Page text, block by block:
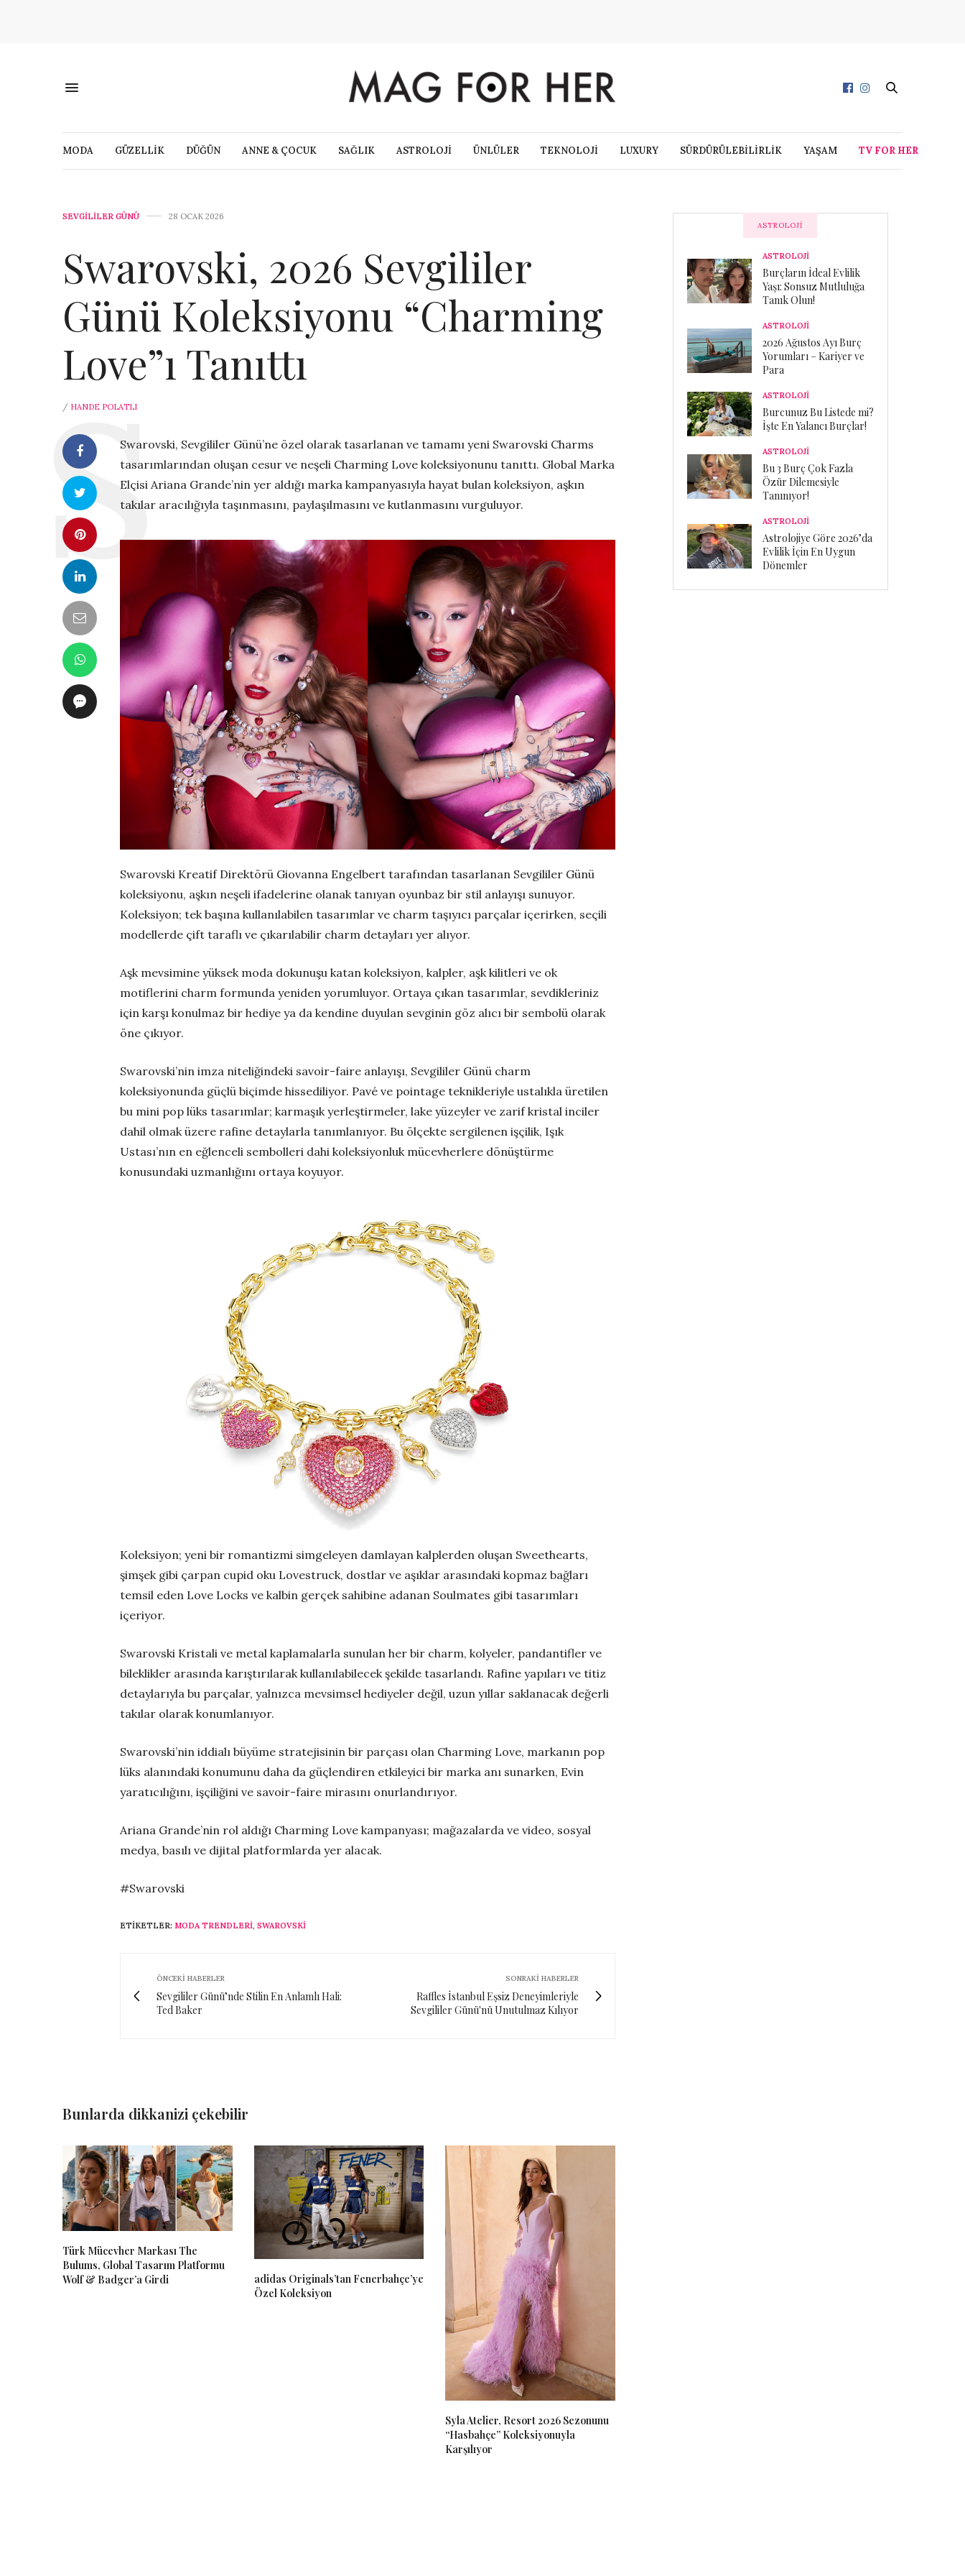
MODA GÜZELLİK DÜĞÜN ANNE & ÇOCUK SAĞLIK ASTROLOJİ ÜNLÜLER TEKNOLOJİ LUXURY SÜRDÜRÜLEBİLİRLİK YAŞAM TV FOR HER
SEVGILILER GÜNÜ 28 OCAK 2026
Swarovski, 2026 Sevgililer
Günü Koleksiyonu “Charming
Love”ı Tanıttı
/ HANDE POLATLI
Swarovski, Sevgililer Günü’ne özel olarak tasarlanan ve tamamı yeni Swarovski Charms
tasarımlarından oluşan cesur ve neşeli Charming Love koleksiyonunu tanıttı. Global Marka
Elçisi Ariana Grande’nin yer aldığı marka kampanyasıyla hayat bulan koleksiyon, aşkın
takılar aracılığıyla taşınmasını, paylaşılmasını ve kutlanmasını vurguluyor.
Swarovski Kreatif Direktörü Giovanna Engelbert tarafından tasarlanan Sevgililer Günü
koleksiyonu, aşkın neşeli ifadelerine olanak tanıyan oyunbaz bir stil anlayışı sunuyor.
Koleksiyon; tek başına kullanılabilen tasarımlar ve charm taşıyıcı parçalar içerirken, seçili
modellerde çift taraflı ve çıkarılabilir charm detayları yer alıyor.
Aşk mevsimine yüksek moda dokunuşu katan koleksiyon, kalpler, aşk kilitleri ve ok
motiflerini charm formunda yeniden yorumluyor. Ortaya çıkan tasarımlar, sevdikleriniz
için karşı konulmaz bir hediye ya da kendine duyulan sevginin göz alıcı bir sembolü olarak
öne çıkıyor.
Swarovski’nin imza niteliğindeki savoir-faire anlayışı, Sevgililer Günü charm
koleksiyonunda güçlü biçimde hissediliyor. Pavé ve pointage teknikleriyle ustalıkla üretilen
bu mini pop lüks tasarımlar; karmaşık yerleştirmeler, lake yüzeyler ve zarif kristal inciler
dahil olmak üzere rafine detaylarla tanımlanıyor. Bu ölçekte sergilenen işçilik, Işık
Ustası’nın en eğlenceli sembolleri dahi koleksiyonluk mücevherlere dönüştürme
konusundaki uzmanlığını ortaya koyuyor.
Koleksiyon; yeni bir romantizmi simgeleyen damlayan kalplerden oluşan Sweethearts,
şimşek gibi çarpan cupid oku Lovestruck, dostlar ve aşıklar arasındaki kopmaz bağları
temsil eden Love Locks ve kalbin gerçek sahibine adanan Soulmates gibi tasarımları
içeriyor.
Swarovski Kristali ve metal kaplamalarla sunulan her bir charm, kolyeler, pandantifler ve
bileklikler arasında karıştırılarak kullanılabilecek şekilde tasarlandı. Rafine yapıları ve titiz
detaylarıyla bu parçalar, yalnızca mevsimsel hediyeler değil, uzun yıllar saklanacak değerli
takılar olarak konumlanıyor.
Swarovski’nin iddialı büyüme stratejisinin bir parçası olan Charming Love, markanın pop
lüks alanındaki konumunu daha da güçlendiren etkileyici bir marka anı sunarken, Evin
yaratıcılığını, işçiliğini ve savoir-faire mirasını onurlandırıyor.
Ariana Grande’nin rol aldığı Charming Love kampanyası; mağazalarda ve video, sosyal
medya, basılı ve dijital platformlarda yer alacak.
#Swarovski
ETIKETLER: MODA TRENDLERI, SWAROVSKI
ÖNCEKI HABERLER
Sevgililer Günü’nde Stilin En Anlamlı Hali:
Ted Baker
SONRAKI HABERLER
Raffles İstanbul Eşsiz Deneyimleriyle
Sevgililer Günü'nü Unutulmaz Kılıyor
Bunlarda dikkanizi çekebilir
Türk Mücevher Markası The
Bulums, Global Tasarım Platformu
Wolf & Badger’a Girdi
adidas Originals’tan Fenerbahçe’ye
Özel Koleksiyon
Syla Atelier, Resort 2026 Sezonunu
“Hasbahçe” Koleksiyonuyla
Karşılıyor
ASTROLOJI
ASTROLOJİ
Burçların İdeal Evlilik
Yaşı: Sonsuz Mutluluğa
Tanık Olun!
ASTROLOJİ
2026 Ağustos Ayı Burç
Yorumları – Kariyer ve
Para
ASTROLOJİ
Burcunuz Bu Listede mi?
İşte En Yalancı Burçlar!
ASTROLOJİ
Bu 3 Burç Çok Fazla
Özür Dilemesiyle
Tanınıyor!
ASTROLOJİ
Astrolojiye Göre 2026’da
Evlilik İçin En Uygun
Dönemler